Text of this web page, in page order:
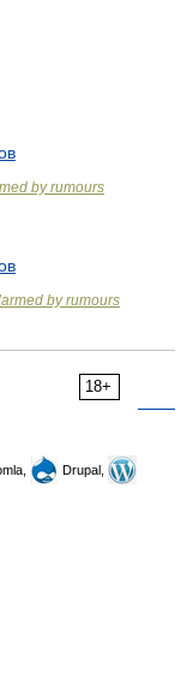
by rumours
by rumours
18+
Drupal,